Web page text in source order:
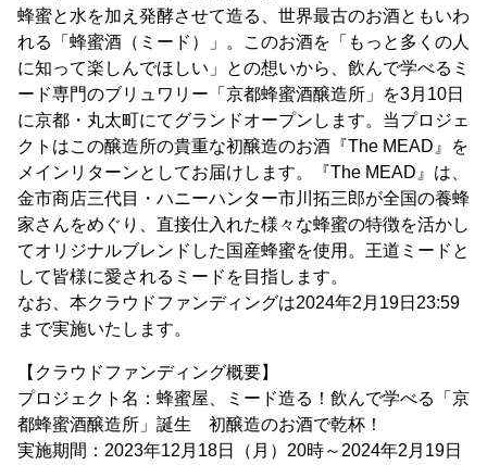
蜂蜜と水を加え発酵させて造る、世界最古のお酒ともいわ
れる「蜂蜜酒（ミード）」。このお酒を「もっと多くの人
に知って楽しんでほしい」との想いから、飲んで学べるミ
ード専門のブリュワリー「京都蜂蜜酒醸造所」を3月10日
に京都・丸太町にてグランドオープンします。当プロジェ
クトはこの醸造所の貴重な初醸造のお酒『The MEAD』を
メインリターンとしてお届けします。『The MEAD』は、
金市商店三代目・ハニーハンター市川拓三郎が全国の養蜂
家さんをめぐり、直接仕入れた様々な蜂蜜の特徴を活かし
てオリジナルブレンドした国産蜂蜜を使用。王道ミードと
して皆様に愛されるミードを目指します。
なお、本クラウドファンディングは2024年2月19日23:59
まで実施いたします。
【クラウドファンディング概要】
プロジェクト名：蜂蜜屋、ミード造る！飲んで学べる「京
都蜂蜜酒醸造所」誕生 初醸造のお酒で乾杯！
実施期間：2023年12月18日（月）20時～2024年2月19日